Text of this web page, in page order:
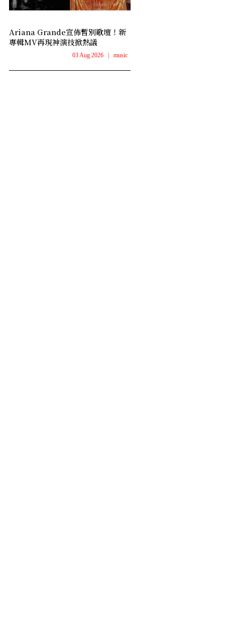
Ariana Grande宣佈暫別歌壇！新
專輯MV再現神演技掀熱議
03 Aug 2026 music